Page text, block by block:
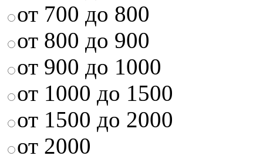
от 700 до 800
от 800 до 900
от 900 до 1000
от 1000 до 1500
от 1500 до 2000
от 2000